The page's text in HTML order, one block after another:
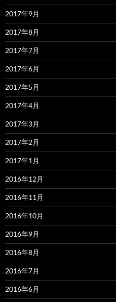
2017年9月
2017年8月
2017年7月
2017年6月
2017年5月
2017年4月
2017年3月
2017年2月
2017年1月
2016年12月
2016年11月
2016年10月
2016年9月
2016年8月
2016年7月
2016年6月